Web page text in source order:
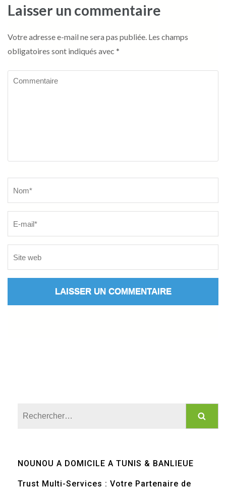
Laisser un commentaire
Votre adresse e-mail ne sera pas publiée. Les champs
obligatoires sont indiqués avec *
Commentaire
NOUNOU A DOMICILE A TUNIS & BANLIEUE
Trust Multi-Services : Votre Partenaire de